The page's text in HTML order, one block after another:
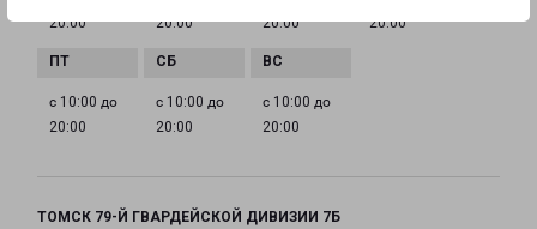
20:00
20:00
20:00
20:00
с 10:00 до
20:00
с 10:00 до
20:00
с 10:00 до
20:00
ТОМСК 79-Й ГВАРДЕЙСКОЙ ДИВИЗИИ 7Б